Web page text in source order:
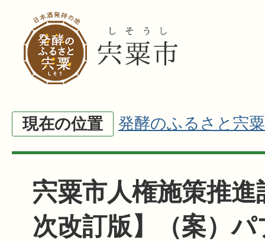
現在の位置 発酵のふるさと宍粟
宍粟市人権施策推
次改訂版】（案）